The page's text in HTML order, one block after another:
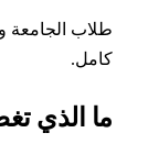
الجامعة
الذي تغطيه